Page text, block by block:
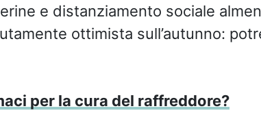
e distanziamento sociale
ottimista sull’autunno:
per la cura del raffreddore?